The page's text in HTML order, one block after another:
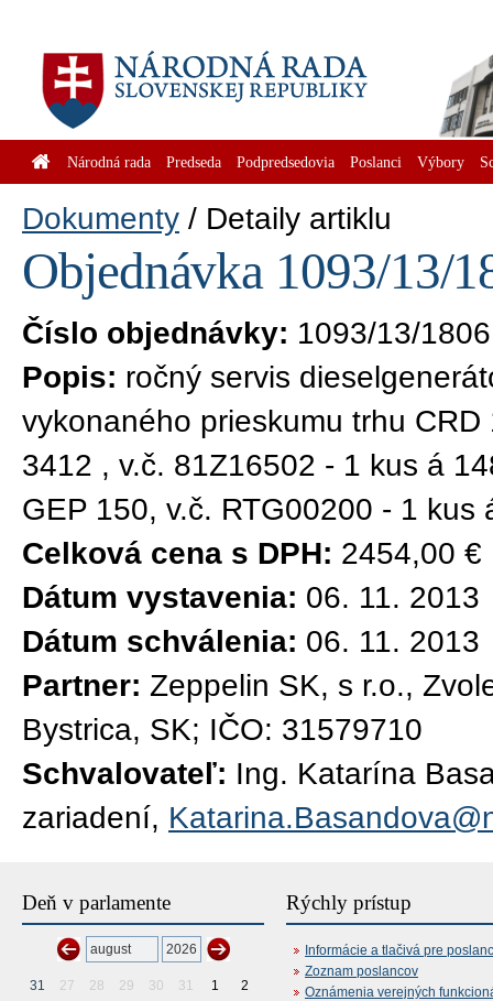
Národná rada Predseda Podpredsedovia Poslanci Výbory
Dokumenty Detaily artiklu
Objednávka 1093/13/
Číslo objednávky: 1093/13/
Popis: ročný servis
vykonaného prieskumu trhu
3412 , v.č. 81Z16502 - 1 kus á
GEP 150, v.č. RTG00200 - 1 kus
Celková cena s DPH: 2454,00 €
Dátum vystavenia: 06. 11. 2013
Dátum schválenia: 06. 11. 2013
Partner: Zeppelin SK, s r.o.,
Bystrica, SK; IČO: 31579710
Schvalovateľ: Ing. Katarína
zariadení,
Deň v parlamente
31 27 28 29 30 31 1
2
Rýchly prístup
Informácie a tlačivá pre
Zoznam poslancov
Oznámenia verejných